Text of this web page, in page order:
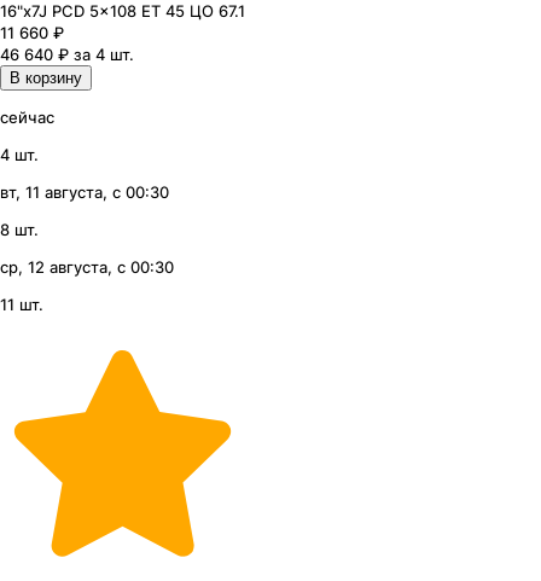
16"x7J PCD 5x108 ЕТ 45 ЦО 67.1
11 660 ₽
46 640 ₽ за 4 шт.
В корзину
сейчас
4 шт.
вт, 11 августа, с 00:30
8 шт.
ср, 12 августа, с 00:30
11 шт.